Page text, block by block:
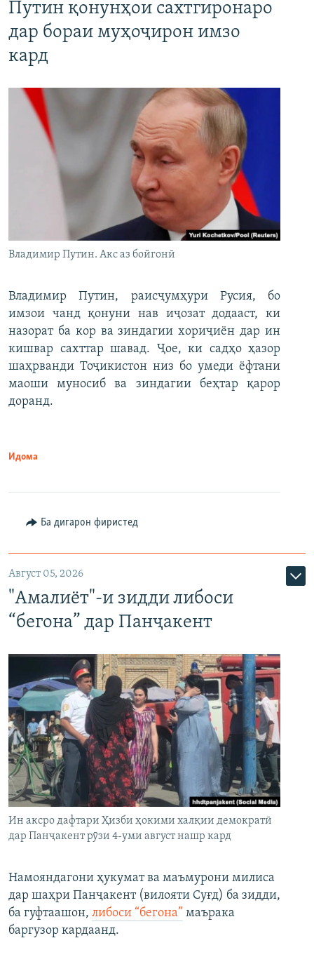
Путин қонунҳои сахтгиронаро
дар бораи муҳоҷирон имзо
кард
Владимир Путин. Акс аз бойгонӣ
Владимир Путин, раисҷумҳури Русия, бо
имзои чанд қонуни нав иҷозат додааст, ки
назорат ба кор ва зиндагии хориҷиён дар ин
кишвар сахттар шавад. Ҷое, ки садҳо ҳазор
шаҳрванди Тоҷикистон низ бо умеди ёфтани
маоши муносиб ва зиндагии беҳтар қарор
доранд.
Идома
Ба дигарон фиристед
Август 05, 2026
"Амалиёт"-и зидди либоси
“бегона” дар Панҷакент
Ин аксро дафтари Ҳизби ҳокими халқии демократӣ
дар Панҷакент рӯзи 4-уми август нашр кард
Намояндагони ҳукумат ва маъмурони милиса
дар шаҳри Панҷакент (вилояти Суғд) ба зидди,
ба гуфтаашон, либоси “бегона” маърака
баргузор кардаанд.